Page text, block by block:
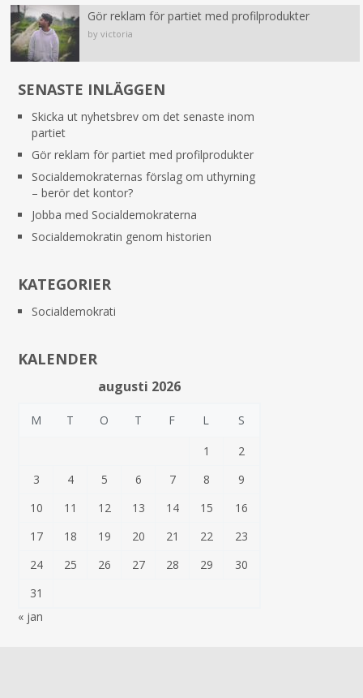
Gör reklam för partiet med profilprodukter
by victoria
SENASTE INLÄGGEN
Skicka ut nyhetsbrev om det senaste inom
partiet
Gör reklam för partiet med profilprodukter
Socialdemokraternas förslag om uthyrning
– berör det kontor?
Jobba med Socialdemokraterna
Socialdemokratin genom historien
KATEGORIER
Socialdemokrati
KALENDER
augusti 2026
M T O T F L
S
1
2
3
4 5 6 7 8
9
10
11 12 13 14 15
16
17
18 19 20 21 22
23
24
25 26 27 28 29
30
31
« jan